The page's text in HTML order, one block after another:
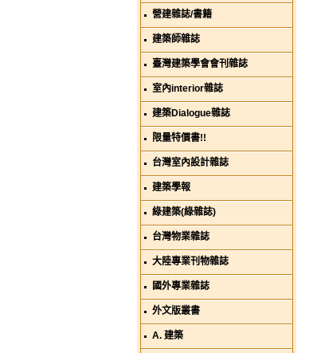
營建雜誌/書籍
建築師雜誌
臺灣建築學會會刊雜誌
室內interior雜誌
建築Dialogue雜誌
限量特價書!!
台灣室內設計雜誌
建築學報
綠建築(綠雜誌)
台灣物業雜誌
大陸專業刊物雜誌
國外專業雜誌
外文版叢書
A. 建築